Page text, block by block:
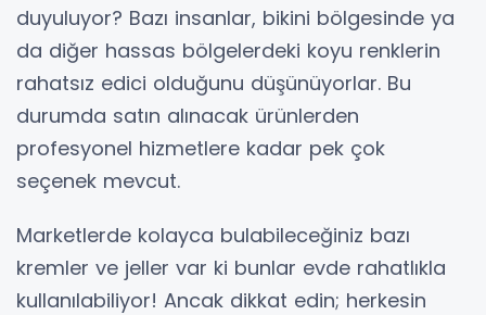
duyuluyor? Bazı insanlar, bikini bölgesinde ya
da diğer hassas bölgelerdeki koyu renklerin
rahatsız edici olduğunu düşünüyorlar. Bu
durumda satın alınacak ürünlerden
profesyonel hizmetlere kadar pek çok
seçenek mevcut.
Marketlerde kolayca bulabileceğiniz bazı
kremler ve jeller var ki bunlar evde rahatlıkla
kullanılabiliyor! Ancak dikkat edin; herkesin